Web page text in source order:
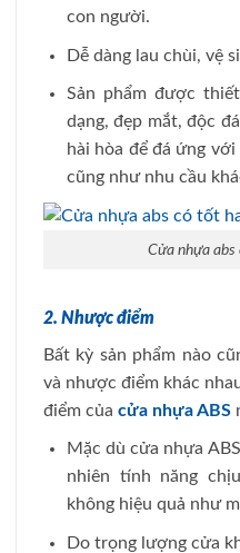
con người.
Dễ dàng lau chùi, vệ
Sản phẩm được
dạng, đẹp mắt, độc
hài hòa để đá ứng
cũng như nhu cầu
Cửa nhựa abs
2. Nhược điểm
Bất kỳ sản phẩm nào
và nhược điểm khác
điểm của cửa nhựa ABS
Mặc dù cửa nhựa
nhiên tính năng
không hiệu quả như
Do trọng lượng cửa